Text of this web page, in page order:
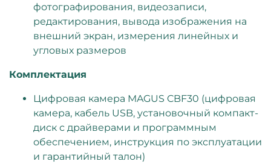
фотографирования, видеозаписи,
редактирования, вывода изображения на
внешний экран, измерения линейных и
угловых размеров
Комплектация
Цифровая камера MAGUS CBF30 (цифровая
камера, кабель USB, установочный компакт-
диск с драйверами и программным
обеспечением, инструкция по эксплуатации
и гарантийный талон)